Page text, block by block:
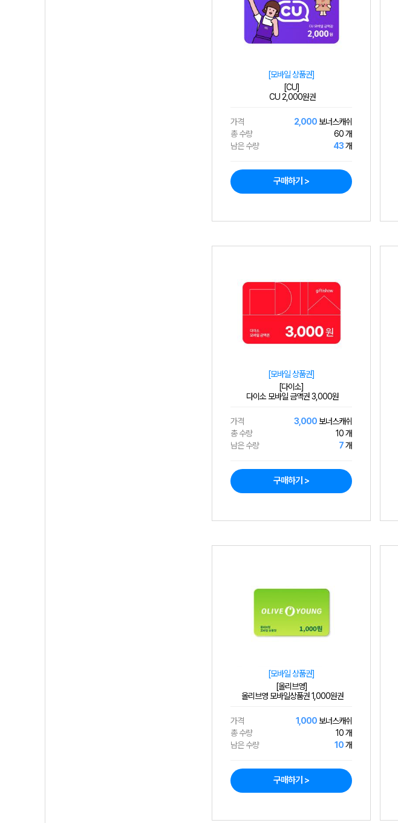
[모바일 상품권]
[CU]
CU 2,000원권
가격 2,000 보너스캐쉬
총 수량
60 개
남은 수량
43개
구매하기 >
[모바일 상품권]
[다이소]
다이소 모바일 금액권 3,000원
가격 3,000 보너스캐쉬
총 수량
10 개
남은 수량
7개
구매하기 >
[모바일 상품권]
[올리브영]
올리브영 모바일상품권 1,000원권
가격 1,000 보너스캐쉬
총 수량
10 개
남은 수량
10개
구매하기 >